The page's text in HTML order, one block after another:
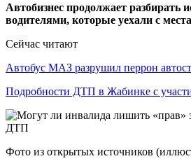
Автобизнес продолжает разбирать
водителями, которые уехали с
Сейчас читают
Автобус МАЗ разрушил перрон
Подробности ДТП в Жабинке с
Фото из открытых источников